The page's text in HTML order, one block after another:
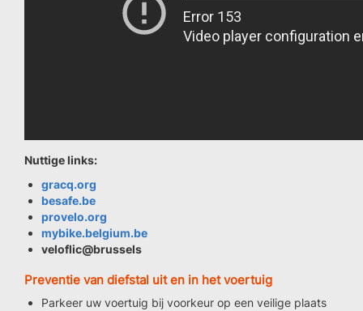
Nuttige links:
gracq.org
besafe.be
provelo.org
mybike.belgium.be
veloflic@brussels
Preventie van diefstal uit en in het voertuig
Parkeer uw voertuig bij voorkeur op een veilige plaats